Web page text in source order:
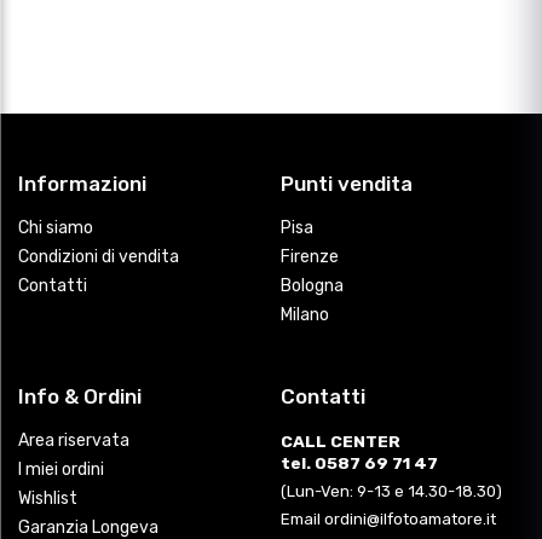
Informazioni
Chi siamo
Condizioni di vendita
Contatti
Punti vendita
Pisa
Firenze
Bologna
Milano
Info & Ordini
Area riservata
I miei ordini
Wishlist
Garanzia Longeva
Contatti
CALL CENTER
tel. 0587 69 71 47
(Lun-Ven: 9-13 e 14.30-18.30)
Email ordini@ilfotoamatore.it